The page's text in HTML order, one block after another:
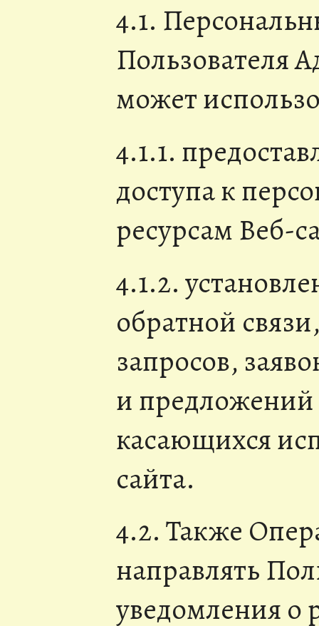
4.1.
Пользователя
может
4.1.1.
доступа к
ресурсам Веб-
4.1.2.
обратной
запросов,
и предложений
касающихся
сайта.
4.2. Также
направлять
уведомления